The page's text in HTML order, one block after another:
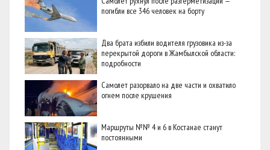
погибли все 346 человек на борту
Два брата избили водителя грузовика из-за
перекрытой дороги в Жамбылской области:
подробности
Самолет разорвало на две части и охватило
огнем после крушения
Маршруты №№ 4 и 6 в Костанае станут
постоянными